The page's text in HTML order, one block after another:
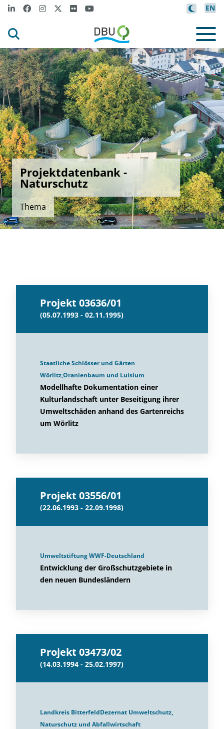
EN
Projektdatenbank -
Naturschutz
Thema
Projekt 03636/01
(05.07.1993 - 02.11.1995)
Staatliche Schlösser und Gärten
Wörlitz,Oranienbaum und Luisium
Modellhafte Dokumentation einer
Kulturlandschaft unter Beseitigung ihrer
Umweltschäden anhand des Gartenreichs
um Wörlitz
Projekt 03556/01
(22.06.1993 - 22.09.1998)
Umweltstiftung WWF-Deutschland
Entwicklung der Großschutzgebiete in
den neuen Bundesländern
Projekt 03473/02
(14.03.1994 - 25.02.1997)
Landkreis BitterfeldDezernat Umweltschutz,
Naturschutz und Abfallwirtschaft